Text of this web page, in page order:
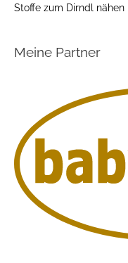
Stoffe zum Dirndl nähen
Meine Partner